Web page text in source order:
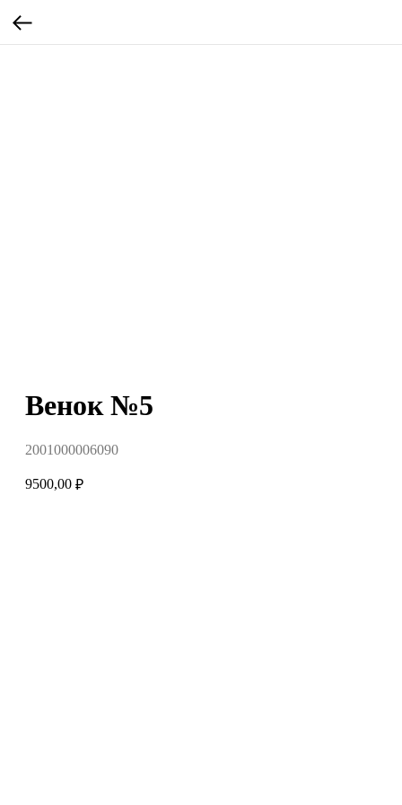
Венок №5
2001000006090
9500,00 ₽